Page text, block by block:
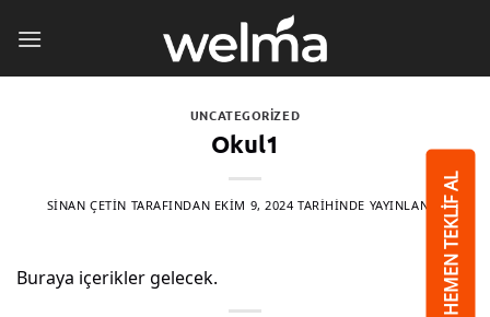
atla
UNCATEGORIZED
Okul1
SINAN ÇETIN TARAFINDAN EKIM 9, 2024 TARIHINDE YAYINLANDI
Buraya içerikler gelecek. HEMEN TEKLİF AL